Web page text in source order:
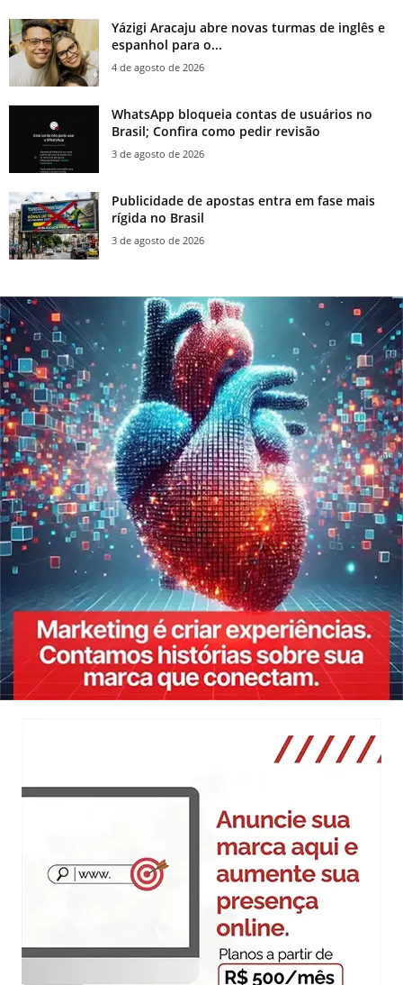
Yázigi Aracaju abre novas turmas de inglês e
espanhol para o...
4 de agosto de 2026
WhatsApp bloqueia contas de usuários no
Brasil; Confira como pedir revisão
3 de agosto de 2026
Publicidade de apostas entra em fase mais
rígida no Brasil
3 de agosto de 2026